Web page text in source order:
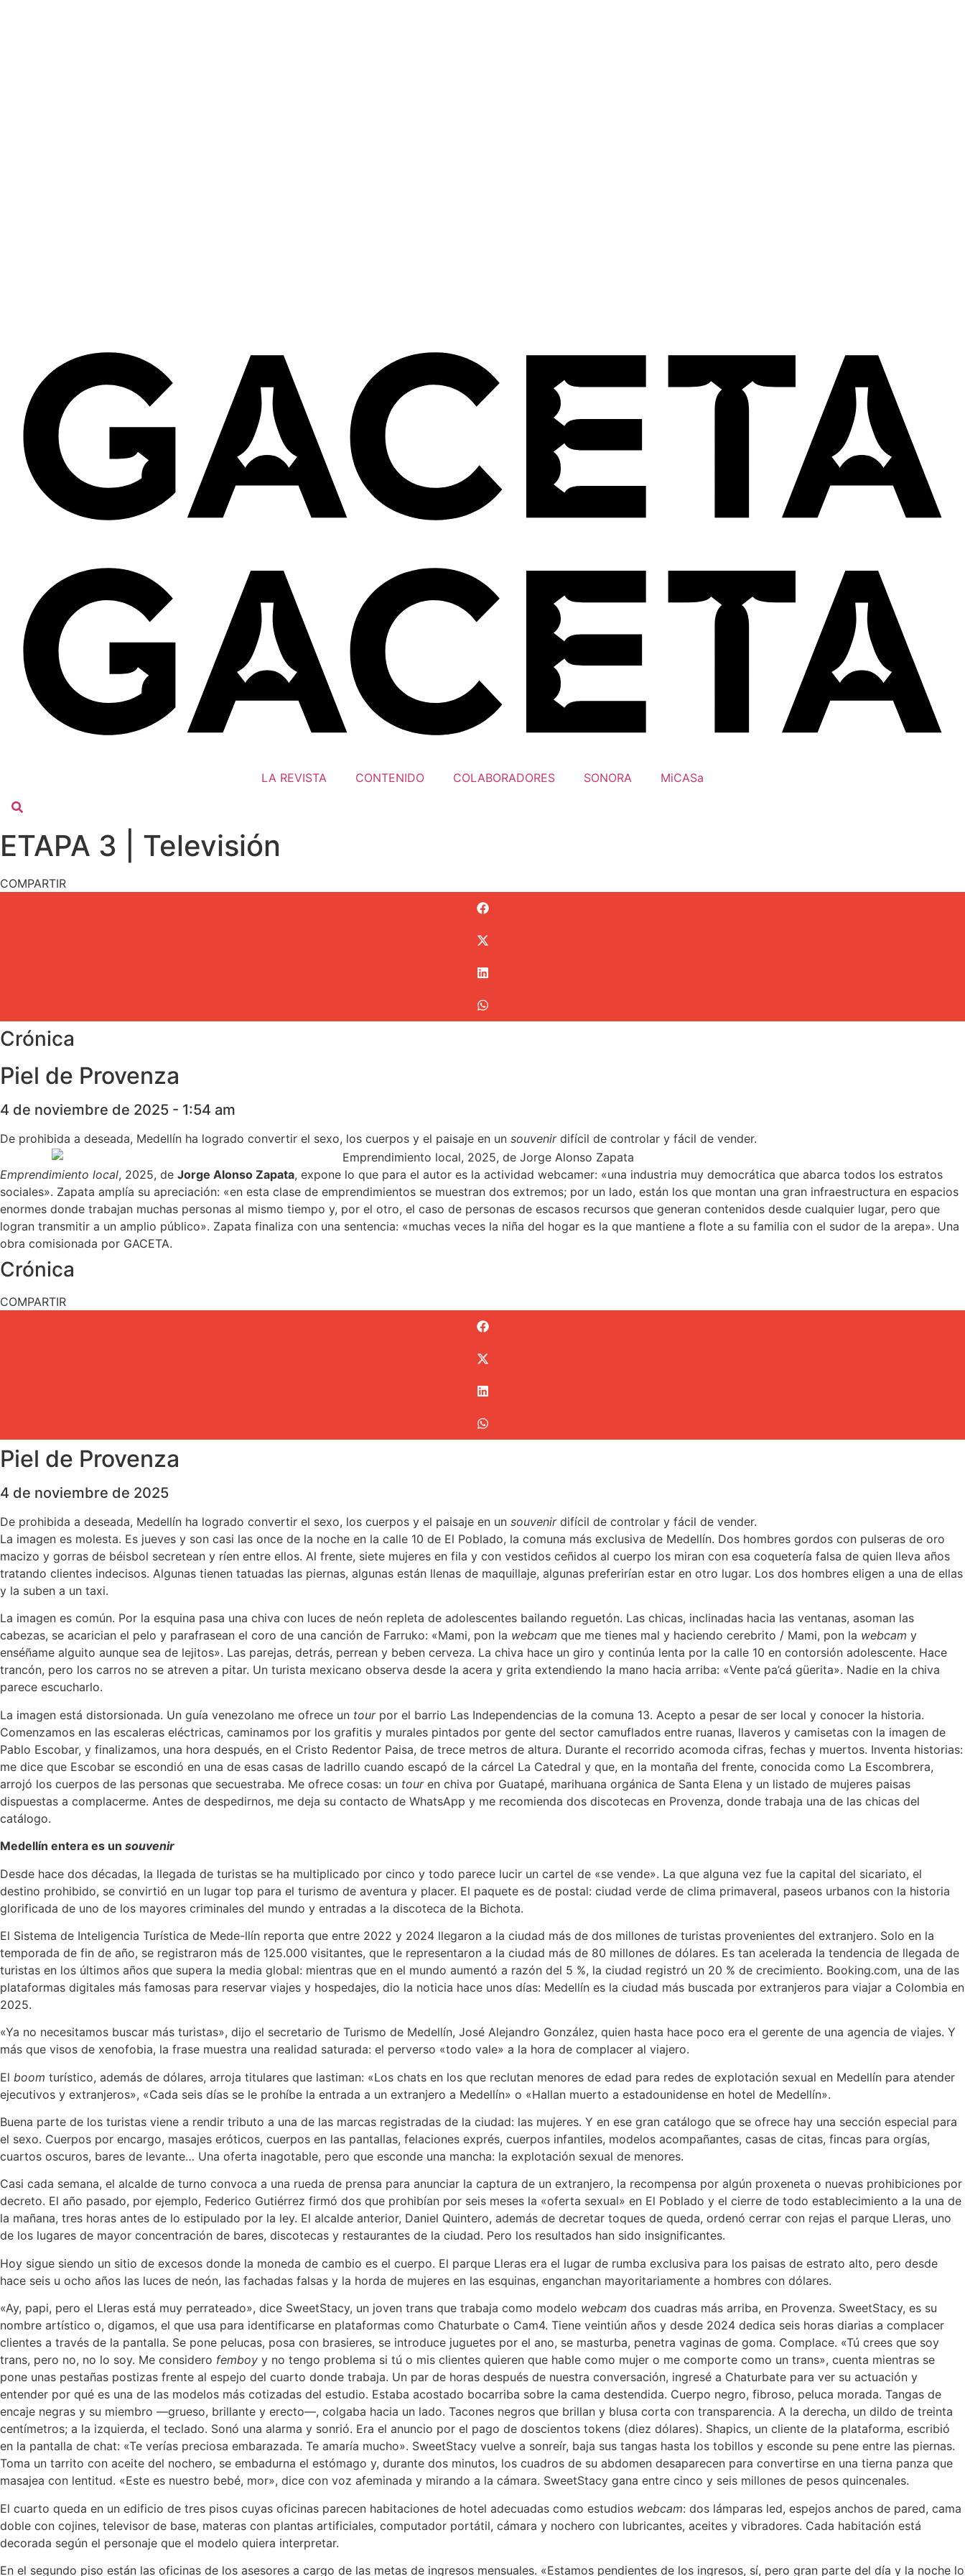
LA REVISTA CONTENIDO COLABORADORES SONORA MiCASa
ETAPA 3 | Televisión
COMPARTIR
Crónica
Piel de Provenza
4 de noviembre de 2025 - 1:54 am
De prohibida a deseada, Medellín ha logrado convertir el sexo, los cuerpos y el paisaje en un souvenirdifícil de controlar y fácil de vender.
Emprendimiento local, 2025, de Jorge Alonso Zapata, expone lo que para el autor es la actividad webcamer: «una industria muy democrática que abarca todos los estratos
sociales». Zapata amplía su apreciación: «en esta clase de emprendimientos se muestran dos extremos; por un lado, están los que montan una gran infraestructura en espacios
enormes donde trabajan muchas personas al mismo tiempo y, por el otro, el caso de personas de escasos recursos que generan contenidos desde cualquier lugar, pero que
logran transmitir a un amplio público». Zapata finaliza con una sentencia: «muchas veces la niña del hogar es la que mantiene a flote a su familia con el sudor de la arepa». Una
obra comisionada por GACETA.
Crónica
COMPARTIR
Piel de Provenza
4 de noviembre de 2025
De prohibida a deseada, Medellín ha logrado convertir el sexo, los cuerpos y el paisaje en un souvenirdifícil de controlar y fácil de vender.
La imagen es molesta. Es jueves y son casi las once de la noche en la calle 10 de El Poblado, la comuna más exclusiva de Medellín. Dos hombres gordos con pulseras de oro
macizo y gorras de béisbol secretean y ríen entre ellos. Al frente, siete mujeres en fila y con vestidos ceñidos al cuerpo los miran con esa coquetería falsa de quien lleva años
tratando clientes indecisos. Algunas tienen tatuadas las piernas, algunas están llenas de maquillaje, algunas preferirían estar en otro lugar. Los dos hombres eligen a una de ellas
y la suben a un taxi.
La imagen es común. Por la esquina pasa una chiva con luces de neón repleta de adolescentes bailando reguetón. Las chicas, inclinadas hacia las ventanas, asoman las
cabezas, se acarician el pelo y parafrasean el coro de una canción de Farruko: «Mami, pon la webcam que me tienes mal y haciendo cerebrito / Mami, pon la webcam y
enséñame alguito aunque sea de lejitos». Las parejas, detrás, perrean y beben cerveza. La chiva hace un giro y continúa lenta por la calle 10 en contorsión adolescente. Hace
trancón, pero los carros no se atreven a pitar. Un turista mexicano observa desde la acera y grita extendiendo la mano hacia arriba: «Vente pa’cá güerita». Nadie en la chiva
parece escucharlo.
La imagen está distorsionada. Un guía venezolano me ofrece un tourpor el barrio Las Independencias de la comuna 13. Acepto a pesar de ser local y conocer la historia.
Comenzamos en las escaleras eléctricas, caminamos por los grafitis y murales pintados por gente del sector camuflados entre ruanas, llaveros y camisetas con la imagen de
Pablo Escobar, y finalizamos, una hora después, en el Cristo Redentor Paisa, de trece metros de altura. Durante el recorrido acomoda cifras, fechas y muertos. Inventa historias:
me dice que Escobar se escondió en una de esas casas de ladrillo cuando escapó de la cárcel La Catedral y que, en la montaña del frente, conocida como La Escombrera,
arrojó los cuerpos de las personas que secuestraba. Me ofrece cosas: un touren chiva por Guatapé, marihuana orgánica de Santa Elena y un listado de mujeres paisas
dispuestas a complacerme. Antes de despedirnos, me deja su contacto de WhatsApp y me recomienda dos discotecas en Provenza, donde trabaja una de las chicas del
catálogo.
Medellín entera es un souvenir
Desde hace dos décadas, la llegada de turistas se ha multiplicado por cinco y todo parece lucir un cartel de «se vende». La que alguna vez fue la capital del sicariato, el
destino prohibido, se convirtió en un lugar top para el turismo de aventura y placer. El paquete es de postal: ciudad verde de clima primaveral, paseos urbanos con la historia
glorificada de uno de los mayores criminales del mundo y entradas a la discoteca de la Bichota.
El Sistema de Inteligencia Turística de Mede-llín reporta que entre 2022 y 2024 llegaron a la ciudad más de dos millones de turistas provenientes del extranjero. Solo en la
temporada de fin de año, se registraron más de 125.000 visitantes, que le representaron a la ciudad más de 80 millones de dólares. Es tan acelerada la tendencia de llegada de
turistas en los últimos años que supera la media global: mientras que en el mundo aumentó a razón del 5 %, la ciudad registró un 20 % de crecimiento. Booking.com, una de las
plataformas digitales más famosas para reservar viajes y hospedajes, dio la noticia hace unos días: Medellín es la ciudad más buscada por extranjeros para viajar a Colombia en
2025.
«Ya no necesitamos buscar más turistas», dijo el secretario de Turismo de Medellín, José Alejandro González, quien hasta hace poco era el gerente de una agencia de viajes. Y
más que visos de xenofobia, la frase muestra una realidad saturada: el perverso «todo vale» a la hora de complacer al viajero.
El boom turístico, además de dólares, arroja titulares que lastiman: «Los chats en los que reclutan menores de edad para redes de explotación sexual en Medellín para atender
ejecutivos y extranjeros», «Cada seis días se le prohíbe la entrada a un extranjero a Medellín» o «Hallan muerto a estadounidense en hotel de Medellín».
Buena parte de los turistas viene a rendir tributo a una de las marcas registradas de la ciudad: las mujeres. Y en ese gran catálogo que se ofrece hay una sección especial para
el sexo. Cuerpos por encargo, masajes eróticos, cuerpos en las pantallas, felaciones exprés, cuerpos infantiles, modelos acompañantes, casas de citas, fincas para orgías,
cuartos oscuros, bares de levante… Una oferta inagotable, pero que esconde una mancha: la explotación sexual de menores.
Casi cada semana, el alcalde de turno convoca a una rueda de prensa para anunciar la captura de un extranjero, la recompensa por algún proxeneta o nuevas prohibiciones por
decreto. El año pasado, por ejemplo, Federico Gutiérrez firmó dos que prohibían por seis meses la «oferta sexual» en El Poblado y el cierre de todo establecimiento a la una de
la mañana, tres horas antes de lo estipulado por la ley. El alcalde anterior, Daniel Quintero, además de decretar toques de queda, ordenó cerrar con rejas el parque Lleras, uno
de los lugares de mayor concentración de bares, discotecas y restaurantes de la ciudad. Pero los resultados han sido insignificantes.
Hoy sigue siendo un sitio de excesos donde la moneda de cambio es el cuerpo. El parque Lleras era el lugar de rumba exclusiva para los paisas de estrato alto, pero desde
hace seis u ocho años las luces de neón, las fachadas falsas y la horda de mujeres en las esquinas, enganchan mayoritariamente a hombres con dólares.
«Ay, papi, pero el Lleras está muy perrateado», dice SweetStacy, un joven trans que trabaja como modelo webcam dos cuadras más arriba, en Provenza. SweetStacy, es su
nombre artístico o, digamos, el que usa para identificarse en plataformas como Chaturbate o Cam4. Tiene veintiún años y desde 2024 dedica seis horas diarias a complacer
clientes a través de la pantalla. Se pone pelucas, posa con brasieres, se introduce juguetes por el ano, se masturba, penetra vaginas de goma. Complace. «Tú crees que soy
trans, pero no, no lo soy. Me considero femboy y no tengo problema si tú o mis clientes quieren que hable como mujer o me comporte como un trans», cuenta mientras se
pone unas pestañas postizas frente al espejo del cuarto donde trabaja. Un par de horas después de nuestra conversación, ingresé a Chaturbate para ver su actuación y
entender por qué es una de las modelos más cotizadas del estudio. Estaba acostado bocarriba sobre la cama destendida. Cuerpo negro, fibroso, peluca morada. Tangas de
encaje negras y su miembro —grueso, brillante y erecto—, colgaba hacia un lado. Tacones negros que brillan y blusa corta con transparencia. A la derecha, un dildo de treinta
centímetros; a la izquierda, el teclado. Sonó una alarma y sonrió. Era el anuncio por el pago de doscientos tokens (diez dólares). Shapics, un cliente de la plataforma, escribió
en la pantalla de chat: «Te verías preciosa embarazada. Te amaría mucho». SweetStacy vuelve a sonreír, baja sus tangas hasta los tobillos y esconde su pene entre las piernas.
Toma un tarrito con aceite del nochero, se embadurna el estómago y, durante dos minutos, los cuadros de su abdomen desaparecen para convertirse en una tierna panza que
masajea con lentitud. «Este es nuestro bebé, mor», dice con voz afeminada y mirando a la cámara. SweetStacy gana entre cinco y seis millones de pesos quincenales.
El cuarto queda en un edificio de tres pisos cuyas oficinas parecen habitaciones de hotel adecuadas como estudios webcam: dos lámparas led, espejos anchos de pared, cama
doble con cojines, televisor de base, materas con plantas artificiales, computador portátil, cámara y nochero con lubricantes, aceites y vibradores. Cada habitación está
decorada según el personaje que el modelo quiera interpretar.
En el segundo piso están las oficinas de los asesores a cargo de las metas de ingresos mensuales. «Estamos pendientes de los ingresos, sí, pero gran parte del día y la noche lo